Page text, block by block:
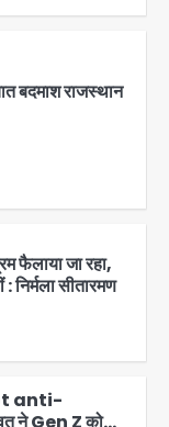
बदमाश राजस्थान
फैलाया जा रहा,
निर्मला सीतारमण
anti-
ने Gen Z को